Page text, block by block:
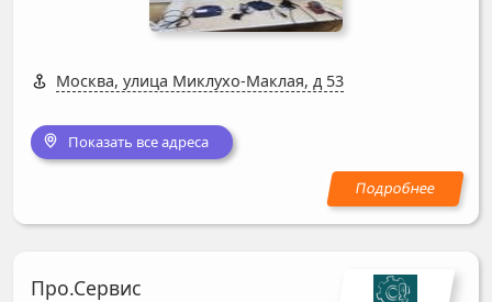
Москва, улица Миклухо-Маклая, д 53
Показать все адреса
Про.Сервис